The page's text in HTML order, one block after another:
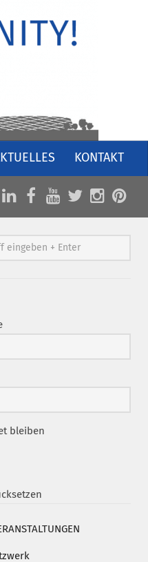
KONTAKT
bleiben